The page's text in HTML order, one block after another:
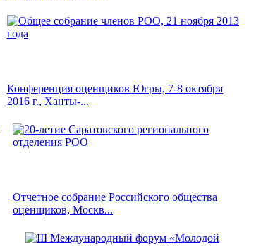
Конференция оценщиков Югры, 7-8 октября
2016 г., Ханты-...
Отчетное собрание Российского общества
оценщиков, Москв...